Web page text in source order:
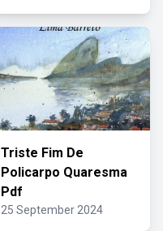
Triste Fim De
Policarpo Quaresma
Pdf
25 September 2024